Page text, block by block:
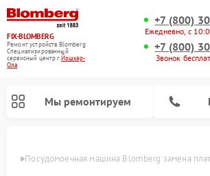
FIX-BLOMBERG
Ремонт устройств Blomberg
Специализированный
cервисный центр г.Йошкар-
Ола
+7 (800)
Ежедневно, с
+7 (800)
Звонок
Мы ремонтируем
Оле Посудомоечная машина Blomberg замена